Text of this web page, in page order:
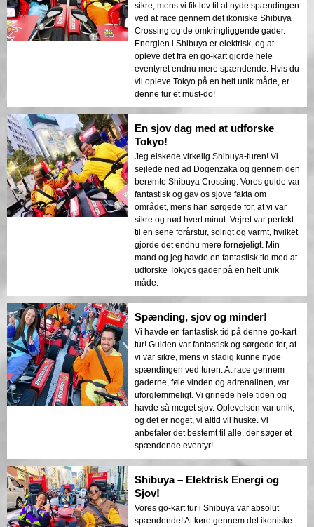
sikre, mens vi fik lov til at nyde spændingen
ved at race gennem det ikoniske Shibuya
Crossing og de omkringliggende gader.
Energien i Shibuya er elektrisk, og at
opleve det fra en go-kart gjorde hele
eventyret endnu mere spændende. Hvis du
vil opleve Tokyo på en helt unik måde, er
denne tur et must-do!
En sjov dag med at udforske
Tokyo!
Jeg elskede virkelig Shibuya-turen! Vi
sejlede ned ad Dogenzaka og gennem den
berømte Shibuya Crossing. Vores guide var
fantastisk og gav os sjove fakta om
området, mens han sørgede for, at vi var
sikre og nød hvert minut. Vejret var perfekt
til en sene forårstur, solrigt og varmt, hvilket
gjorde det endnu mere fornøjeligt. Min
mand og jeg havde en fantastisk tid med at
udforske Tokyos gader på en helt unik
måde.
Spænding, sjov og minder!
Vi havde en fantastisk tid på denne go-kart
tur! Guiden var fantastisk og sørgede for, at
vi var sikre, mens vi stadig kunne nyde
spændingen ved turen. At race gennem
gaderne, føle vinden og adrenalinen, var
uforglemmeligt. Vi grinede hele tiden og
havde så meget sjov. Oplevelsen var unik,
og det er noget, vi altid vil huske. Vi
anbefaler det bestemt til alle, der søger et
spændende eventyr!
Shibuya – Elektrisk Energi og
Sjov!
Vores go-kart tur i Shibuya var absolut
spændende! At køre gennem det ikoniske